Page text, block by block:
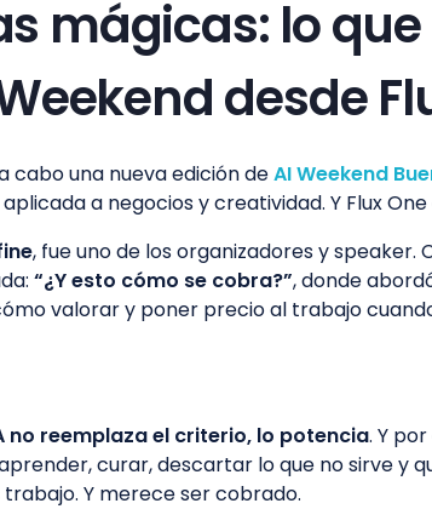
mágicas: lo
desde
cabo una nueva edición deAI Weekend
a negocios y creatividad. Y Flux
, fue uno de los organizadores y speaker.
“¿Y esto cómo se cobra?”, donde
valorar y poner precio al trabajo
no reemplaza el criterio, lo potencia. Y
curar, descartar lo que no sirve y
Y merece ser cobrado.